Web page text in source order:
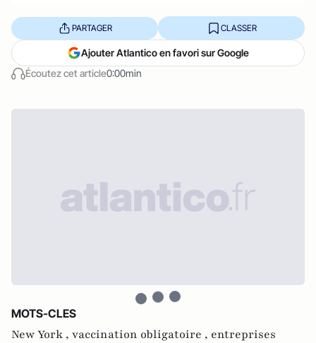
Écoutez cet article0:00min
PARTAGER CLASSER
Ajouter Atlantico en favori sur Google
MOTS-CLES
New York , vaccination obligatoire , entreprises